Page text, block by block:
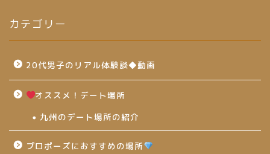
カテゴリー
20代男子のリアル体験談◆動画
オススメ！デート場所
九州のデート場所の紹介
プロポーズにおすすめの場所